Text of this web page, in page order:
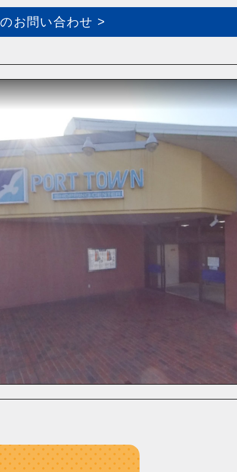
お問い合わせ >